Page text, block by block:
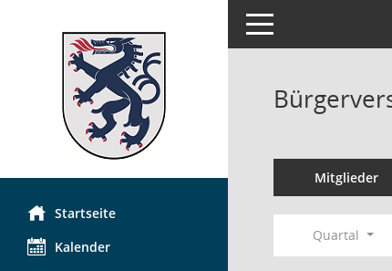
Startseite
Kalender
Toggle navigation
Mitglieder
Quartal